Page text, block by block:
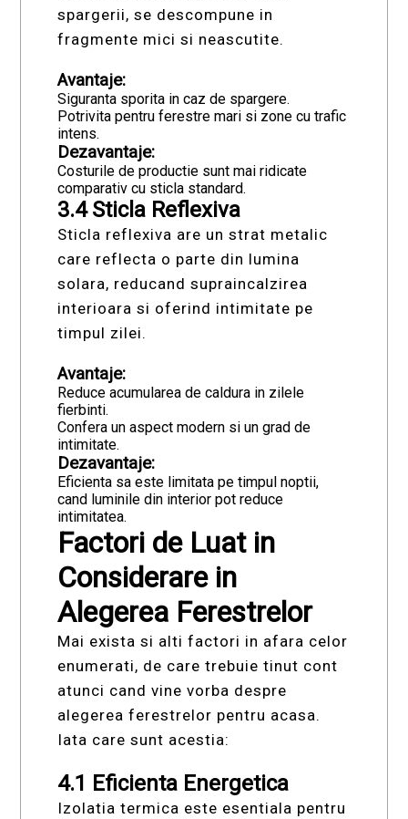
spargerii, se descompune in
fragmente mici si neascutite.
Avantaje:
Siguranta sporita in caz de spargere.
Potrivita pentru ferestre mari si zone cu trafic
intens.
Dezavantaje:
Costurile de productie sunt mai ridicate
comparativ cu sticla standard.
3.4 Sticla Reflexiva
Sticla reflexiva are un strat metalic
care reflecta o parte din lumina
solara, reducand supraincalzirea
interioara si oferind intimitate pe
timpul zilei.
Avantaje:
Reduce acumularea de caldura in zilele
fierbinti.
Confera un aspect modern si un grad de
intimitate.
Dezavantaje:
Eficienta sa este limitata pe timpul noptii,
cand luminile din interior pot reduce
intimitatea.
Factori de Luat in
Considerare in
Alegerea Ferestrelor
Mai exista si alti factori in afara celor
enumerati, de care trebuie tinut cont
atunci cand vine vorba despre
alegerea ferestrelor pentru acasa.
Iata care sunt acestia:
4.1 Eficienta Energetica
Izolatia termica este esentiala pentru